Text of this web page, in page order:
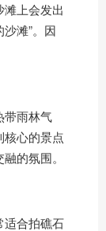
上会发出
滩”。因
带雨林气
核心的景点
的氛围。
适合拍礁石